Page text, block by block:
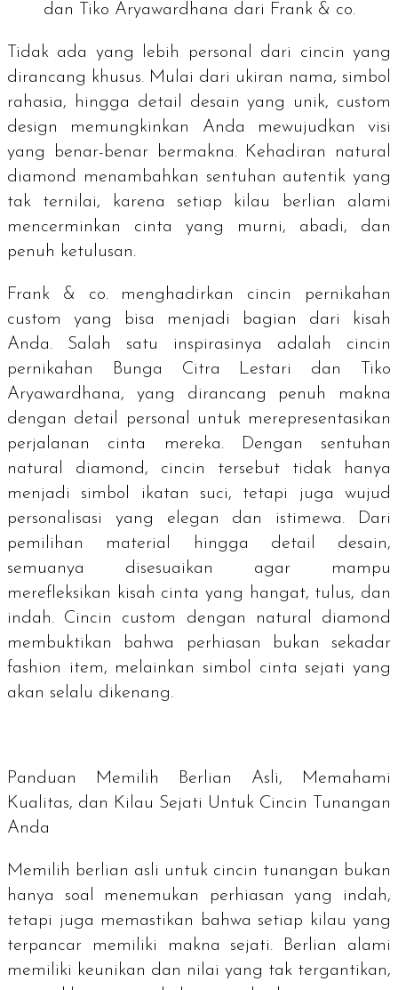
dan Tiko Aryawardhana dari Frank & co.
Tidak ada yang lebih personal dari cincin yang
dirancang khusus. Mulai dari ukiran nama, simbol
rahasia, hingga detail desain yang unik, custom
design memungkinkan Anda mewujudkan visi
yang benar-benar bermakna. Kehadiran natural
diamond menambahkan sentuhan autentik yang
tak ternilai, karena setiap kilau berlian alami
mencerminkan cinta yang murni, abadi, dan
penuh ketulusan.
Frank & co. menghadirkan cincin pernikahan
custom yang bisa menjadi bagian dari kisah
Anda. Salah satu inspirasinya adalah cincin
pernikahan Bunga Citra Lestari dan Tiko
Aryawardhana, yang dirancang penuh makna
dengan detail personal untuk merepresentasikan
perjalanan cinta mereka. Dengan sentuhan
natural diamond, cincin tersebut tidak hanya
menjadi simbol ikatan suci, tetapi juga wujud
personalisasi yang elegan dan istimewa. Dari
pemilihan material hingga detail desain,
semuanya disesuaikan agar mampu
merefleksikan kisah cinta yang hangat, tulus, dan
indah. Cincin custom dengan
natural diamond
membuktikan bahwa perhiasan bukan sekadar
fashion item, melainkan simbol cinta sejati yang
akan selalu dikenang.
Panduan Memilih Berlian Asli, Memahami
Kualitas, dan Kilau Sejati Untuk Cincin Tunangan
Anda
Memilih berlian asli untuk cincin tunangan bukan
hanya soal menemukan perhiasan yang indah,
tetapi juga memastikan bahwa setiap kilau yang
terpancar memiliki makna sejati. Berlian alami
memiliki keunikan dan nilai yang tak tergantikan,